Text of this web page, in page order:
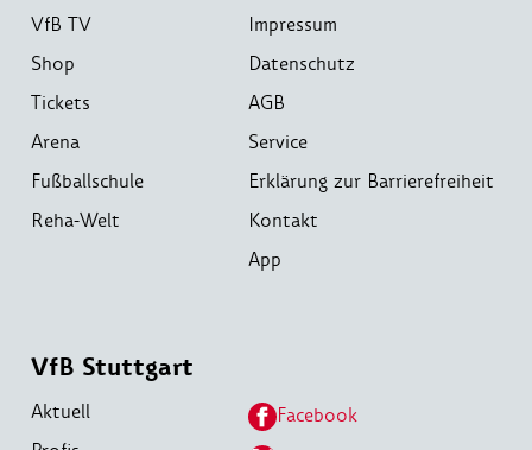
VfB TV
Shop
Tickets
Arena
Fußballschule
Reha-Welt
Impressum
Datenschutz
AGB
Service
Erklärung zur Barrierefreiheit
Kontakt
App
VfB Stuttgart
Aktuell
Facebook